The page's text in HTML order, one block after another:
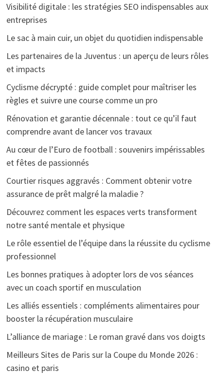
Visibilité digitale : les stratégies SEO indispensables aux
entreprises
Le sac à main cuir, un objet du quotidien indispensable
Les partenaires de la Juventus : un aperçu de leurs rôles
et impacts
Cyclisme décrypté : guide complet pour maîtriser les
règles et suivre une course comme un pro
Rénovation et garantie décennale : tout ce qu’il faut
comprendre avant de lancer vos travaux
Au cœur de l’Euro de football : souvenirs impérissables
et fêtes de passionnés
Courtier risques aggravés : Comment obtenir votre
assurance de prêt malgré la maladie ?
Découvrez comment les espaces verts transforment
notre santé mentale et physique
Le rôle essentiel de l’équipe dans la réussite du cyclisme
professionnel
Les bonnes pratiques à adopter lors de vos séances
avec un coach sportif en musculation
Les alliés essentiels : compléments alimentaires pour
booster la récupération musculaire
L’alliance de mariage : Le roman gravé dans vos doigts
Meilleurs Sites de Paris sur la Coupe du Monde 2026 :
casino et paris